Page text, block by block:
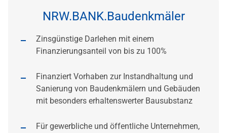
NRW.BANK.Baudenkmäler
Zinsgünstige Darlehen mit einem
Finanzierungsanteil von bis zu 100%
Finanziert Vorhaben zur Instandhaltung und
Sanierung von Baudenkmälern und Gebäuden
mit besonders erhaltenswerter Bausubstanz
Für gewerbliche und öffentliche Unternehmen,